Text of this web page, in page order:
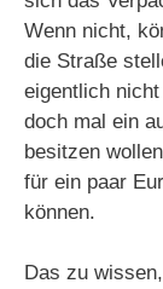
Wenn nicht,
die Straße
eigentlich
doch mal ein
besitzen
für ein paar
können.
Das zu